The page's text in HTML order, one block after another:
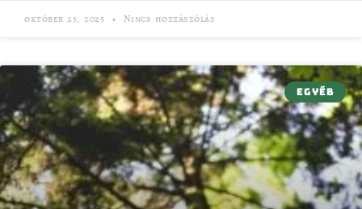
október 25, 2025 Nincs hozzászólás
EGYÉB